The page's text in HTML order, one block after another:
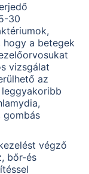
30
hogy a betegek
vizsgálat
az
gombás
végző
bőr-és